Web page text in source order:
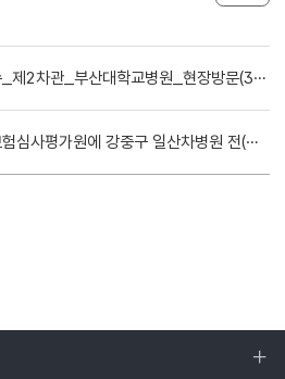
박민수_제2차관_부산대학교병원_현장방문(3.10.)
건강보험심사평가원에 강중구 일산차병원 전(前) 병원장 임명